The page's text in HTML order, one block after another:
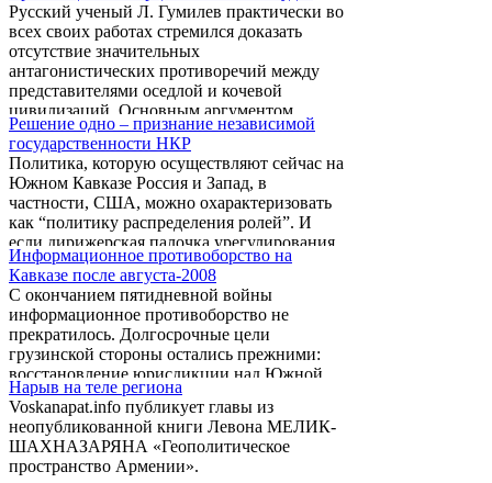
вопрос, армяно-турецкие отношения и
конституционные реформы – с другой, для
правительства этой страны создали
сложную и запутанную ситуацию, для
выхода из которой и для решения
сложившихся указанных проблем
требуются колоссальные усилия. Наиболее
...
Русский ученый Л. Гумилев практически во
всех своих работах стремился доказать
отсутствие значительных
антагонистических противоречий между
представителями оседлой и кочевой
цивилизаций. Основным аргументом
Гумилева является несхожесть природных
ландшафтов проживания кочевых и
оседлых народов, что, мол, и предрешает
отсутствие необходимости войны между
ними. При этом Гумилев совершенно
правильно выделяет глубокую и
неоспоримую мысль: «Этносы - природные
коллективы, адаптированные в своих
вмещающих ...
Решение одно – признание независимой
государственности НКР
Политика, которую осуществляют сейчас на
Южном Кавказе Россия и Запад, в
частности, США, можно охарактеризовать
как “политику распределения ролей”. И
если дирижерская палочка урегулирования
армяно-турецких отношений принадлежит
Вашингтону, то в урегулировании
Карабахского конфликта эту роль взяла на
себя Россия.
Информационное противоборство на
Кавказе после августа-2008
С окончанием пятидневной войны
информационное противоборство не
прекратилось. Долгосрочные цели
грузинской стороны остались прежними:
восстановление юрисдикции над Южной
Осетией и Абхазией с привлечением всех
имеющихся средств и ресурсов.
Объявленное «стратегическое терпение» в
диалоге с так называемыми «мятежными
автономиями» нисколько не исключает
Нарыв на теле региона
Voskanapat.info публикует главы из
неопубликованной книги Левона МЕЛИК-
ШАХНАЗАРЯНА «Геополитическое
пространство Армении».